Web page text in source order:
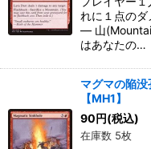
れに１点のダ
― 山
はあなたの…
マグマの陥
【MH1】
90円(税込)
在庫数 5枚